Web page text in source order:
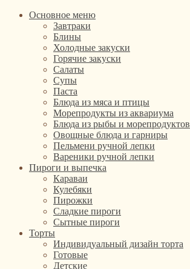
Основное меню
Завтраки
Блины
Холодные закуски
Горячие закуски
Салаты
Супы
Паста
Блюда из мяса и птицы
Морепродукты из аквариума
Блюда из рыбы и морепродуктов
Овощные блюда и гарниры
Пельмени ручной лепки
Вареники ручной лепки
Пироги и выпечка
Караваи
Кулебяки
Пирожки
Сладкие пироги
Сытные пироги
Торты
Индивидуальный дизайн торта
Готовые
Детские